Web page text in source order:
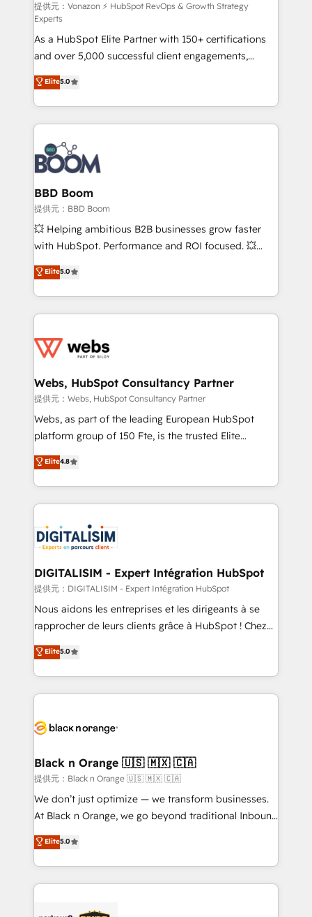
support client (data migration, synchronisation API,
audit et maintenance) ➤ La création de sites internet
de conversion qui transforment les visiteurs en
opportunités d'affaires ➤ La mise en place de
stratégies d'acquisition marketing (SEO, SEA,
inbound, automatisation marketing, ABM, IA,
emailing) Informations clés : - 10 ans d'expérience -
100+ intégrations CRM HubSpot réussies - 40
experts conseil - 150 certifications HubSpot
cumulées
提供元：Vonazon ⚡ HubSpot RevOps & Growth Strategy
Experts
As a HubSpot Elite Partner with 150+ certifications
and over 5,000 successful client engagements,
Vonazon turns marketing complexity into
measurable, scalable growth. From onboarding to
enterprise-grade campaigns, our in-house team
builds scalable strategies that drive long-term
revenue. ⚙️ HubSpot Integration & Optimization •
Seamless CRM, CMS, and automation setup •
Complex platform migrations and data cleanups •
Custom APIs and third-party integrations 📈 End-to-
End Revenue Acceleration • Lifecycle marketing and
pipeline growth programs • Sales enablement tools
and CRM optimization • Retention strategies with
Execution • 750+ onboardings and 2,000+
implementations • Deep expertise across marketing,
Elite5.0
BBD Boom
提供元：BBD Boom
💥 Helping ambitious B2B businesses grow faster
with HubSpot. Performance and ROI focused. 💥
BBD Boom is the HubSpot partner that can help you
to HubSpot Better. We work with your teams to
solve all your HubSpot challenges and improve user
adoption, sales process and marketing results.
the first time 🔧 Designing and optimising your
and build using HubSpot 🔌 Integrating HubSpot
with other systems 🎓 Training your teams to be
HubSpot pros 📊 Lead generation services using
HubSpot Why us? - SIX HubSpot Accreditations -
CRM, Solutions Architecture, Onboarding , Data
Migration, Custom Integration & Platform
team of 25+ experts Contact us today to help you
get more from your investment in HubSpot.
Elite5.0
Webs, HubSpot Consultancy Partner
提供元：Webs, HubSpot Consultancy Partner
Webs, as part of the leading European HubSpot
platform group of 150 Fte, is the trusted Elite
HubSpot CRM Partner offering you a roadmap on
maximizing EBITDA and achieving Commercial
Excellence. With our targeted processes, we
strengthen your digital transformation and minimize
Implementation partner, we provide expertise to
drive your business forward. Since 2015 we are fully
dedicated to HubSpot and with an experienced
team (50+), we work with reputable companies in
B2B sectors such as manufacturing, SaaS and
business services. We prepare a customized
impact of your digital transformation, including a
detailed financial rationale with a focus on ROI and
embark on a transformational journey that sets your
business up for long-term success. Unlock your
business. If not now, when?
Elite4.8
DIGITALISIM - Expert Intégration HubSpot
提供元：DIGITALISIM - Expert Intégration HubSpot
Nous aidons les entreprises et les dirigeants à se
rapprocher de leurs clients grâce à HubSpot ! Chez
DIGITALISIM, nous avons l'intime conviction que la
réussite des entreprises passe par l’innovation web,
le marketing digital, et la relation client ! C'est
pourquoi, nos experts sont à la fois capables de
référencement, votre stratégie digitale et le pilotage
projet HubSpot avec DIGITALISIM : 🧽 Nettoyage,
migration et intégration des bases de données. 🚀
Développement des interfaces avec vos logiciels
métiers ⚙️ Configuration de la plateforme HubSpot
Book Process & Guidelines utilisateurs 🎓
Formations des utilisateurs
Elite5.0
Black n Orange 🇺🇸 🇲🇽 🇨🇦
提供元：Black n Orange 🇺🇸 🇲🇽 🇨🇦
We don’t just optimize — we transform businesses.
At Black n Orange, we go beyond traditional Inbound
Marketing with our exclusive methodologies:
BOOMS and BOOST. Together, they form a powerful
combination that has driven success for over 800
businesses worldwide. As Elite HubSpot Partners, we
Elite5.0